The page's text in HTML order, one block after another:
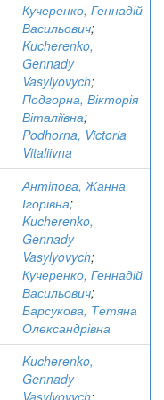
Кучеренко, Геннадій
Васильович;
Kucherenko,
Gennady
Vasylyovych;
Подгорна, Вікторія
Віталіївна;
Podhorna, Victoria
Vitaliіvna
Антіпова, Жанна
Ігорівна;
Kucherenko,
Gennady
Vasylyovych;
Кучеренко, Геннадій
Васильович;
Барсукова, Тетяна
Олександрівна
Kucherenko,
Gennady
Vasylyovych;